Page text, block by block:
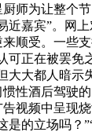
师为让整个
近嘉宾”。网
来顺受。一些
可正在被罢免
大大都人暗示
惯性酒后驾驶
告视频中呈现
是的立场吗？